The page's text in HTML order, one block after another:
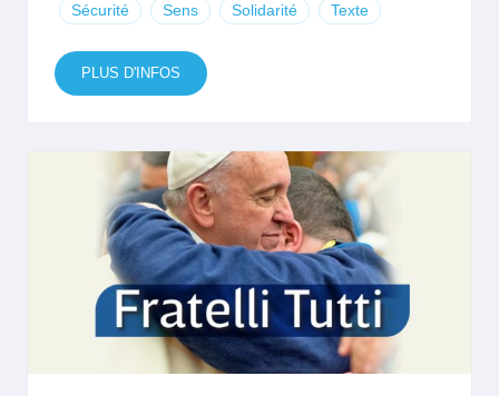
Sécurité Sens Solidarité Texte
PLUS D'INFOS